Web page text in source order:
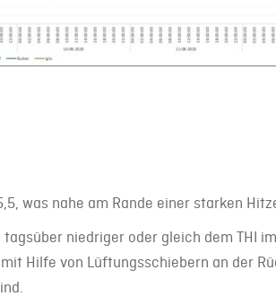
was nahe am Rande einer starken
niedriger oder gleich dem THI
Hilfe von Lüftungsschiebern an der